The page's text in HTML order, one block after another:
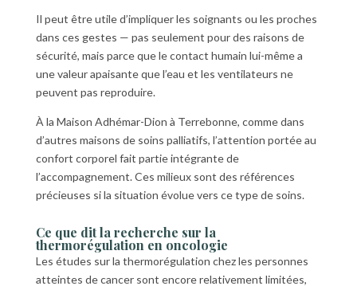
Il peut être utile d’impliquer les soignants ou les proches
dans ces gestes — pas seulement pour des raisons de
sécurité, mais parce que le contact humain lui-même a
une valeur apaisante que l’eau et les ventilateurs ne
peuvent pas reproduire.
À la Maison Adhémar-Dion à Terrebonne, comme dans
d’autres maisons de soins palliatifs, l’attention portée au
confort corporel fait partie intégrante de
l’accompagnement. Ces milieux sont des références
précieuses si la situation évolue vers ce type de soins.
Ce que dit la recherche sur la
thermorégulation en oncologie
Les études sur la thermorégulation chez les personnes
atteintes de cancer sont encore relativement limitées,